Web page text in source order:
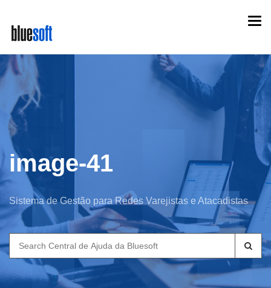
main
content
image-41
Sistema de Gestão para Redes Varejistas e Atacadistas
Search
for: